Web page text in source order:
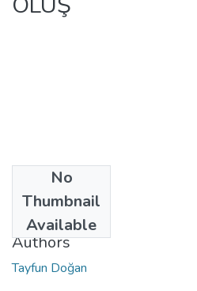
No
Thumbnail
Available
2013
Authors
Tayfun Doğan